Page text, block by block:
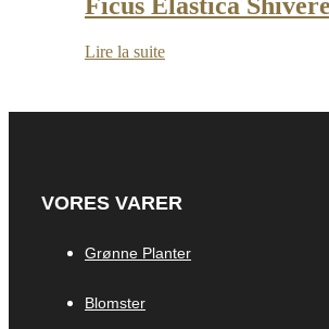
Ficus Elastica
Lire la suite
VORES VARER
Grønne Planter
Blomster